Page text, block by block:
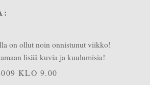
on ollut noin onnistunut viikko!
lisää kuvia ja kuulumisia!
KLO 9.00